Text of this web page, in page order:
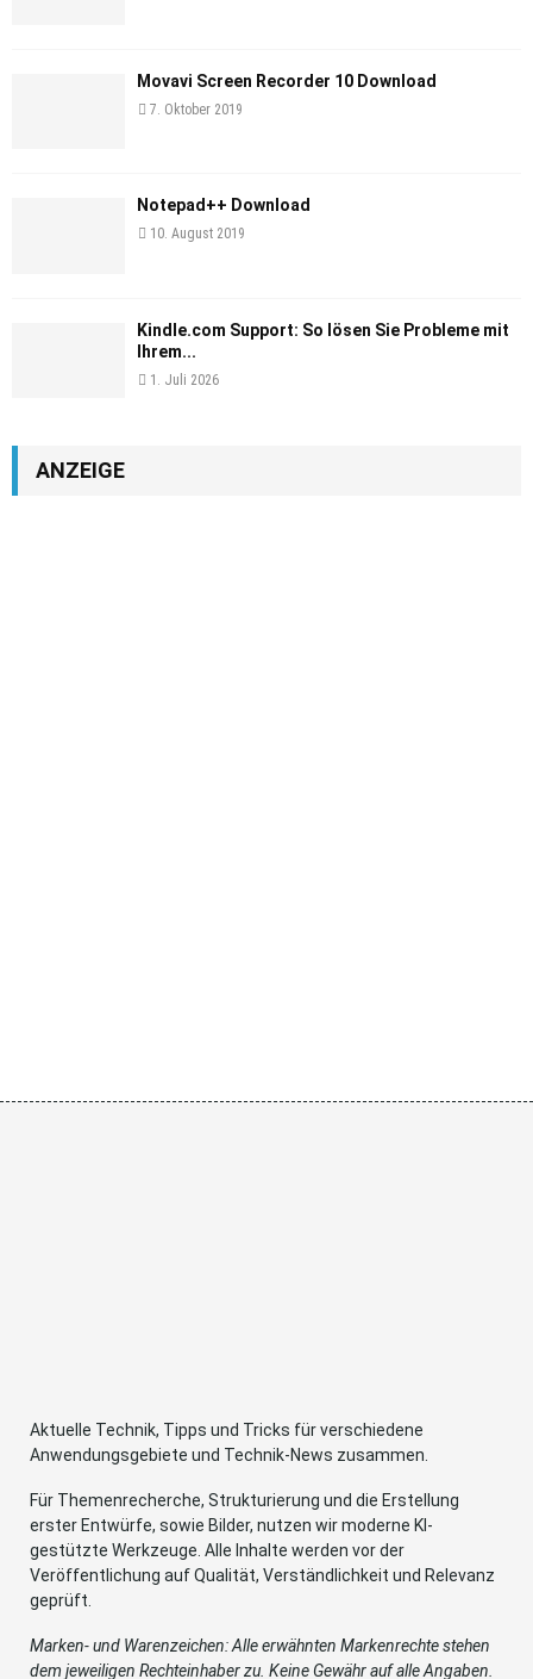
Movavi Screen Recorder 10 Download
7. Oktober 2019
Notepad++ Download
10. August 2019
Kindle.com Support: So lösen Sie Probleme mit
Ihrem...
1. Juli 2026
ANZEIGE
Aktuelle Technik, Tipps und Tricks für verschiedene
Anwendungsgebiete und Technik-News zusammen.
Für Themenrecherche, Strukturierung und die Erstellung
erster Entwürfe, sowie Bilder, nutzen wir moderne KI-
gestützte Werkzeuge. Alle Inhalte werden vor der
Veröffentlichung auf Qualität, Verständlichkeit und Relevanz
geprüft.
Marken- und Warenzeichen: Alle erwähnten Markenrechte stehen
dem jeweiligen Rechteinhaber zu. Keine Gewähr auf alle Angaben.